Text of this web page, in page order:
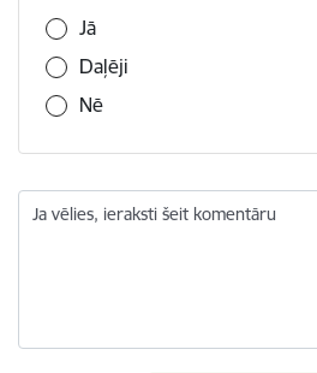
Jā
Daļēji
Nē
Ja vēlies, ieraksti šeit komentāru